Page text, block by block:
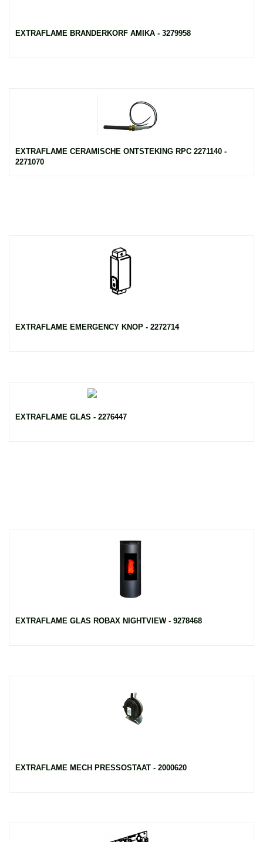
EXTRAFLAME BRANDERKORF AMIKA - 3279958
EXTRAFLAME CERAMISCHE ONTSTEKING RPC 2271140 -
2271070
EXTRAFLAME EMERGENCY KNOP - 2272714
EXTRAFLAME GLAS - 2276447
EXTRAFLAME GLAS ROBAX NIGHTVIEW - 9278468
EXTRAFLAME MECH PRESSOSTAAT - 2000620